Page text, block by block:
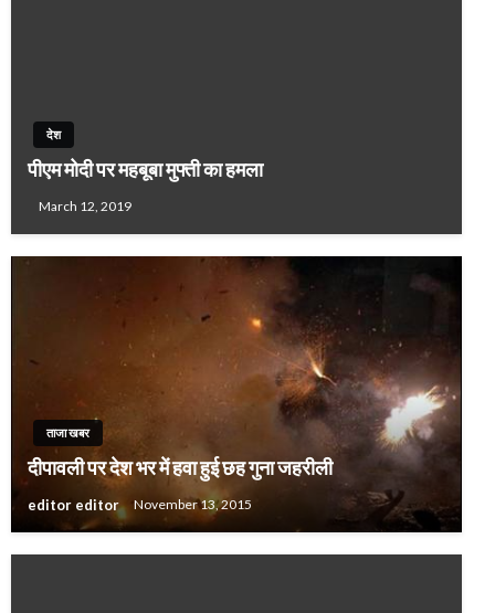
देश
पीएम मोदी पर महबूबा मुफ्ती का हमला
March 12, 2019
ताजा खबर
दीपावली पर देश भर में हवा हुई छह गुना जहरीली
editor editor November 13, 2015